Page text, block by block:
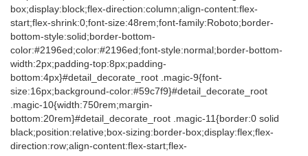
box;display:block;flex-direction:column;align-content:flex-
start;flex-shrink:0;font-size:48rem;font-family:Roboto;border-
bottom-style:solid;border-bottom-
color:#2196ed;color:#2196ed;font-style:normal;border-bottom-
width:2px;padding-top:8px;padding-
bottom:4px}#detail_decorate_root .magic-9{font-
size:16px;background-color:#59c7f9}#detail_decorate_root
.magic-10{width:750rem;margin-
bottom:20rem}#detail_decorate_root .magic-11{border:0 solid
black;position:relative;box-sizing:border-box;display:flex;flex-
direction:row;align-content:flex-start;flex-